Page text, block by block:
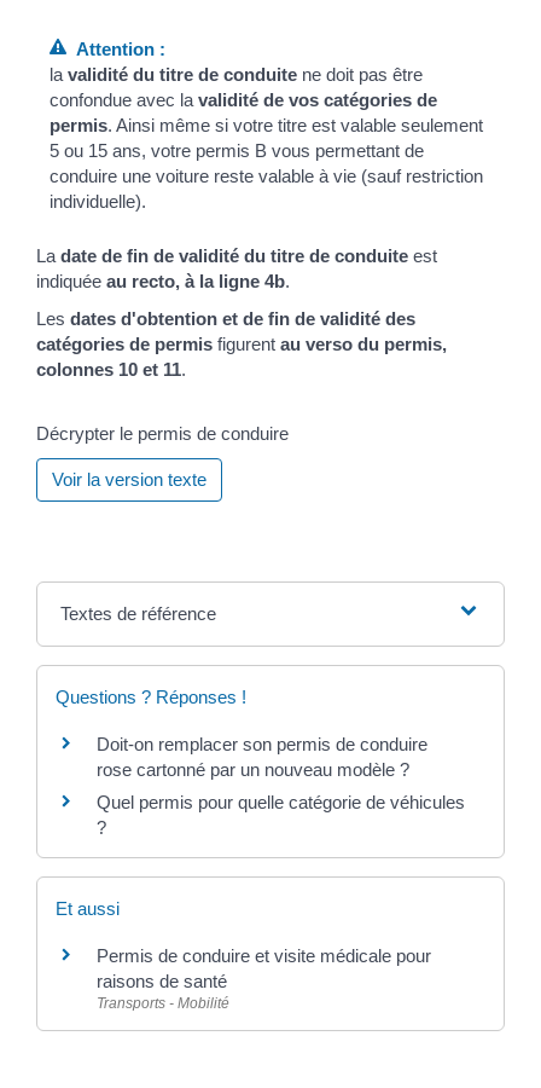
Attention :
lavalidité du titre de conduite ne doit pas être
confondue avec lavalidité de vos catégories de
permis. Ainsi même si votre titre est valable seulement
5 ou 15 ans, votre permis B vous permettant de
conduire une voiture reste valable à vie (sauf restriction
individuelle).
La date de fin de validité du titre de conduiteest
indiquée au recto, à la ligne 4b.
Les dates d'obtention et de fin de validité des
catégories de permisfigurent au verso du permis,
colonnes 10 et 11.
Décrypter le permis de conduire
Voir la version texte
Textes de référence
Questions ? Réponses !
Doit-on remplacer son permis de conduire
rose cartonné par un nouveau modèle ?
Quel permis pour quelle catégorie de véhicules
?
Et aussi
Permis de conduire et visite médicale pour
raisons de santé
Transports - Mobilité